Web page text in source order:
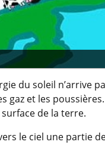
du soleil n’arrive
gaz et les
de la terre.
le ciel une partie